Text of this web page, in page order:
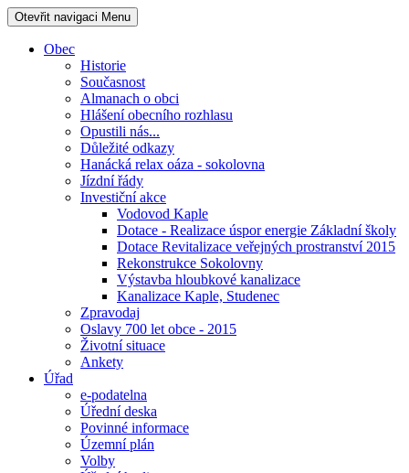
Otevřit navigaci Menu
Obec
Historie
Současnost
Almanach o obci
Hlášení obecního rozhlasu
Opustili nás...
Důležité odkazy
Hanácká relax oáza - sokolovna
Jízdní řády
Investiční akce
Vodovod Kaple
Dotace - Realizace úspor energie Základní školy
Dotace Revitalizace veřejných prostranství 2015
Rekonstrukce Sokolovny
Výstavba hloubkové kanalizace
Kanalizace Kaple, Studenec
Zpravodaj
Oslavy 700 let obce - 2015
Životní situace
Ankety
Úřad
e-podatelna
Úřední deska
Povinné informace
Územní plán
Volby